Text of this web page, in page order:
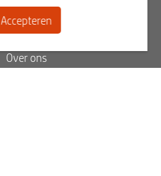
Contact
Over ons
Accepteren